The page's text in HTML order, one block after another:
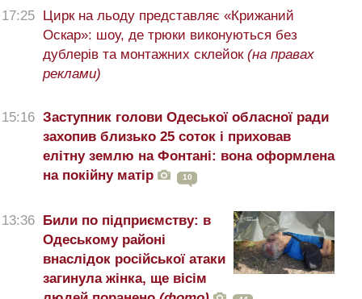
17:25
Цирк на льоду представляє «Крижаний
Оскар»: шоу, де трюки виконуються без
дублерів та монтажних склейок (на правах
реклами)
15:16 Заступник голови Одеської обласної ради
захопив близько 25 соток і приховав
елітну землю на Фонтані: вона оформлена
на покійну матір
10
13:36
Били по підприємству: в
Одеському районі
внаслідок російської атаки
загинула жінка, ще вісім